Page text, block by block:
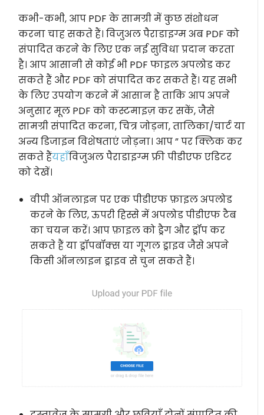
कभी-कभी, आप PDF के सामग्री में कुछ संशोधन
करना चाह सकते हैं। विजुअल पैराडाइग्म अब PDF को
संपादित करने के लिए एक नई सुविधा प्रदान करता
है। आप आसानी से कोई भी PDF फाइल अपलोड कर
सकते हैं और PDF को संपादित कर सकते हैं। यह सभी
के लिए उपयोग करने में आसान है ताकि आप अपने
अनुसार मूल PDF को कस्टमाइज़ कर सकें, जैसे
सामग्री संपादित करना, चित्र जोड़ना, तालिका/चार्ट या
अन्य डिजाइन विशेषताएं जोड़ना। आप ” पर क्लिक कर
सकते हैंयहाँविजुअल पैराडाइग्म फ्री पीडीएफ एडिटर
को देखें।
वीपी ऑनलाइन पर एक पीडीएफ फ़ाइल अपलोड
करने के लिए, ऊपरी हिस्से में अपलोड पीडीएफ टैब
का चयन करें। आप फ़ाइल को ड्रैग और ड्रॉप कर
सकते हैं या ड्रॉपबॉक्स या गूगल ड्राइव जैसे अपने
किसी ऑनलाइन ड्राइव से चुन सकते हैं।